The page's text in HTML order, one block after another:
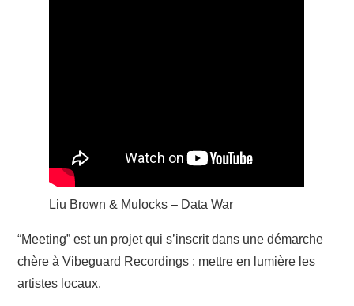
Liu Brown & Mulocks – Data War
“Meeting” est un projet qui s’inscrit dans une démarche
chère à Vibeguard Recordings : mettre en lumière les
artistes locaux.